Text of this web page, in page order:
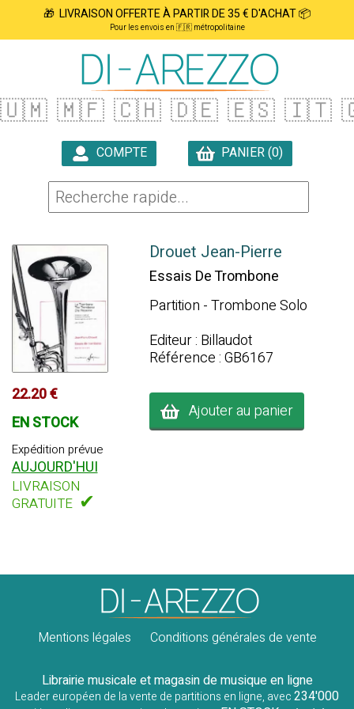
🎁 LIVRAISON OFFERTE À PARTIR DE 35 € D'ACHAT 📦
Pour les envois en 🇫🇷 métropolitaine
🇺🇲 🇲🇫 🇨🇭 🇩🇪 🇪🇸 🇮🇹
COMPTE
PANIER (0)
22.20 €
EN STOCK
Expédition prévue
AUJOURD'HUI
LIVRAISON
GRATUITE ✔
Drouet Jean-Pierre
Essais De Trombone
Partition - Trombone Solo
Editeur : Billaudot
Référence : GB6167
Ajouter au panier
Mentions légales Conditions générales de vente
Librairie musicale et magasin de musique en ligne
Leader européen de la vente de partitions en ligne, avec234'000